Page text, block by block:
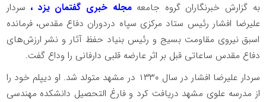
به گزارش خبرنگاران گروه جامعهمجله خبری گفتمان یزد ، سردار
علیرضا افشار رئیس ستاد مرکزی سپاه دردوران دفاع مقدس، فرمانده
اسبق نیروی مقاومت بسیج و رئیس بنیاد حفظ آثار و نشر ارزش‌های
دفاع مقدس ساعاتی قبل بر اثر عارضه قلبی دارفانی را وداع گفت.
سردار علیرضا افشار در سال ۱۳۳۰ در مشهد متولد شد. او دیپلم خود را
از مدرسه علوی مشهد دریافت کرد و فارغ التحصیل دانشکده مهندسی